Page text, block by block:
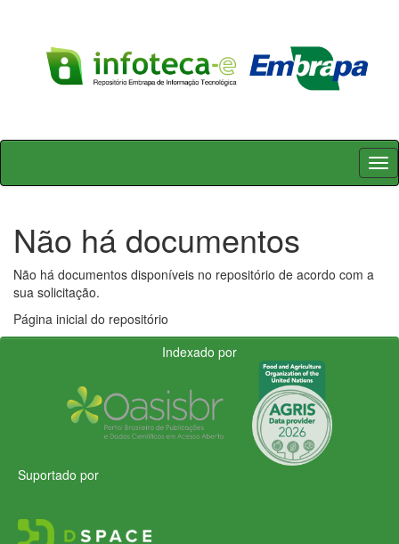
Skip
Não há documentos
Não há documentos disponíveis no repositório de acordo com a
sua solicitação.
Página inicial do repositório
Indexado por
Suportado por